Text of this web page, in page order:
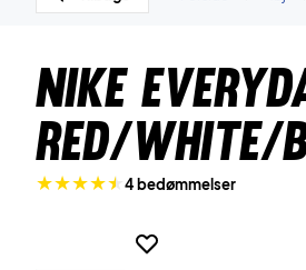
Nike
Red/White/
4 bedømmelser